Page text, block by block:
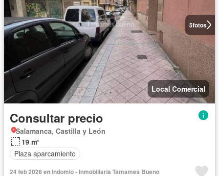
5fotos
Local Comercial
Consultar precio
Salamanca, Castilla y León
19 m²
Plaza aparcamiento
24 feb 2026 en Indomio - Inmobiliaria Tamames Bueno